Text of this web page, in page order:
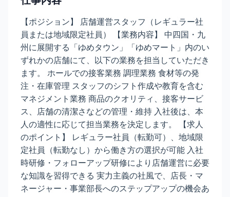
【ポジション】 店舗運営スタッフ（レギュラー社
員または地域限定社員） 【業務内容】 中四国・九
州に展開する「ゆめタウン」「ゆめマート」内のい
ずれかの店舗にて、以下の業務を担当していただき
ます。 ホールでの接客業務 調理業務 食材等の発
注・在庫管理 スタッフのシフト作成や教育を含む
マネジメント業務 商品のクオリティ、接客サービ
ス、店舗の清潔さなどの管理・維持 入社後は、本
人の適性に応じて担当業務を決定します。 【求人
のポイント】 レギュラー社員（転勤可）、地域限
定社員（転勤なし）から働き方の選択が可能 入社
時研修・フォローアップ研修により店舗運営に必要
な知識を習得できる 実力主義の社風で、店長・マ
ネージャー・事業部長へのステップアップの機会あ